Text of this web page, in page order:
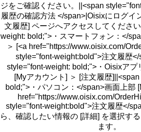
ジをご確認ください。||<span
履歴の確認方法 </span>|Oisixにログイ
文履歴] ページへアクセスしてくださ
weight: bold;">・スマートフォン：</
＞ [<a href="https://www.oisix.com/
style="font-weight:bold">注文履歴
style="font-weight: bold;">・Oisixアプ
[Myアカウント] ＞ [注文履歴
bold;">・パソコン：</span>画面上部
href="https://www.oisix.com/
style="font-weight:bold">注文履歴</
ら、確認したい情報の [詳細] を選択す
ます。